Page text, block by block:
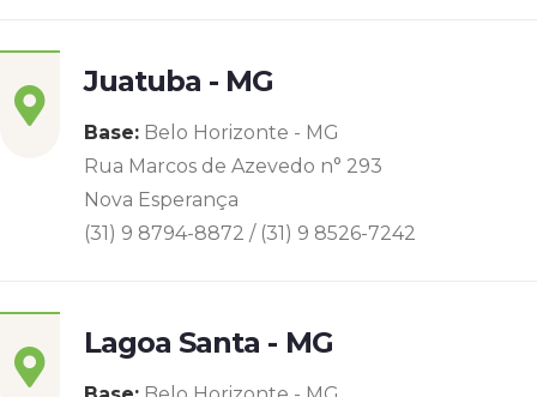
Juatuba - MG
Base: Belo Horizonte - MG
Rua Marcos de Azevedo n° 293
Nova Esperança
(31) 9 8794-8872 / (31) 9 8526-7242
Lagoa Santa - MG